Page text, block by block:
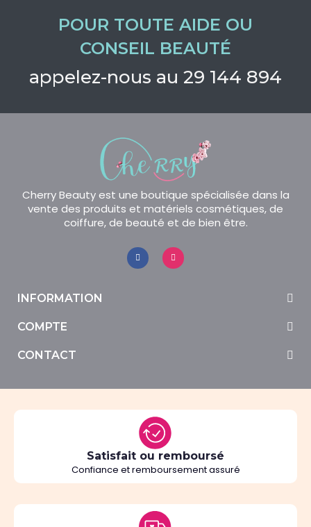
POUR TOUTE AIDE OU
CONSEIL BEAUTÉ
appelez-nous au 29 144 894
Cherry Beauty est une boutique spécialisée dans la
vente des produits et matériels cosmétiques, de
coiffure, de beauté et de bien être.
INFORMATION
COMPTE
CONTACT
Satisfait ou remboursé
Confiance et remboursement assuré